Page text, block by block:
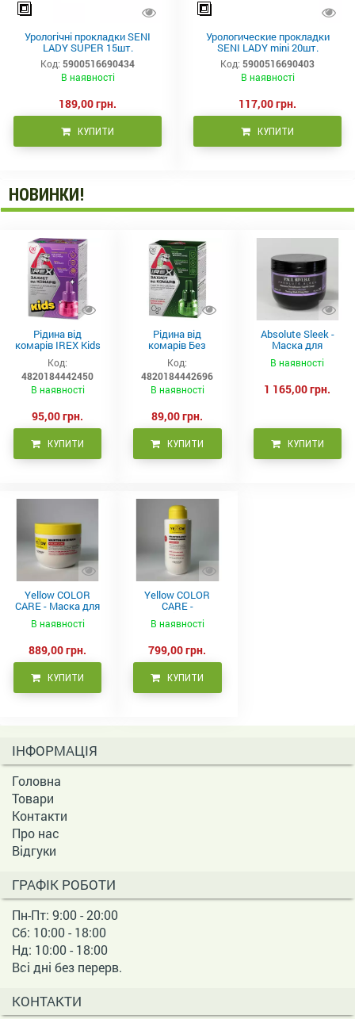
Урологічні прокладки SENI
LADY SUPER 15шт.
Код: 5900516690434
В наявності
189,00 грн.
КУПИТИ
Урологические прокладки
SENI LADY mini 20шт.
Код: 5900516690403
В наявності
117,00 грн.
КУПИТИ
НОВИНКИ!
Рідина від
комарів IREX Kids
д/дітей (30 ночей),
20мл
Код:
4820184442450
В наявності
95,00 грн.
КУПИТИ
Рідина від
комарів Без
запаху IREX (30
ночей), 20мл
Код:
4820184442696
В наявності
89,00 грн.
КУПИТИ
Absolute Sleek -
Маска для
неслухняного
волосся 300 мл
В наявності
1 165,00 грн.
КУПИТИ
Yellow COLOR
CARE - Маска для
фарбованого
волосся, 500 мл
В наявності
889,00 грн.
КУПИТИ
Yellow COLOR
CARE -
Кондиціонер для
фарбованого
В наявності
799,00 грн.
КУПИТИ
ІНФОРМАЦІЯ
Головна
Товари
Контакти
Про нас
Відгуки
ГРАФІК РОБОТИ
Пн-Пт: 9:00 - 20:00
Сб: 10:00 - 18:00
Нд: 10:00 - 18:00
Всі дні без перерв.
КОНТАКТИ